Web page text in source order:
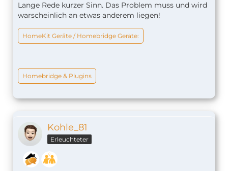
Lange Rede kurzer Sinn. Das Problem muss und wird
warscheinlich an etwas anderem liegen!
HomeKit Geräte / Homebridge Geräte:
Homebridge & Plugins
Kohle_81
Erleuchteter